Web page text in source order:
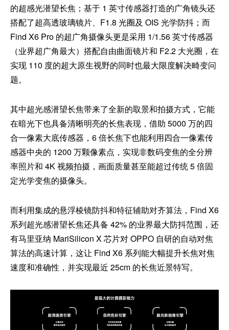
的超感光潜望长焦；基于 1 英寸传感器打造的广角镜头还
搭配了超高透玻璃镜片、F1.8 光圈及 OIS 光学防抖；而
Find X6 Pro 的超广角摄像头更是采用 1/1.56 英寸传感器
（业界超广角最大）搭配自由曲面镜片和 F2.2 大光圈，在
实现 110 度的超大原生视野的同时也最大限度解决畸变问
题。
其中超光感潜望长焦带来了全新的取景和拍摄方式，它能
在暗光下也具备清晰明亮的长焦表现，借助 5000 万的四
合一像素大底传感器，6 倍长焦下也能利用四合一像素传
感器中央的 1200 万颗像素点，实现非数码变焦的全分辨
率照片和 4K 视频拍摄，画面质量甚至能超过传统 5 倍固
定光学变焦的摄像头。
而利用集成的悬浮棱镜防抖和特征辅助对齐算法，Find X6
系列超光感潜望长焦还具备 42% 的业界最大防抖范围，还
有马里亚纳 MariSilicon X 芯片对 OPPO 自研的自动对焦
算法的高速计算，这让 Find X6 系列能大幅提升长焦对焦
速度和准确性，并实现最近 25cm 的长焦近景特写。